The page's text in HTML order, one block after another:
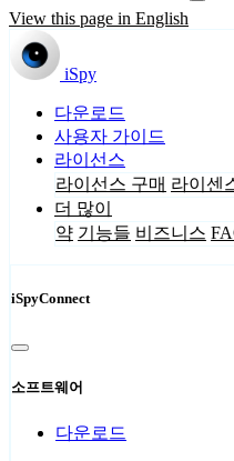
View this page in English
iSpy
다운로드
사용자 가이드
라이선스
라이선스 구매 라이센
더 많이
약 기능들 비즈니스
iSpyConnect
소프트웨어
다운로드